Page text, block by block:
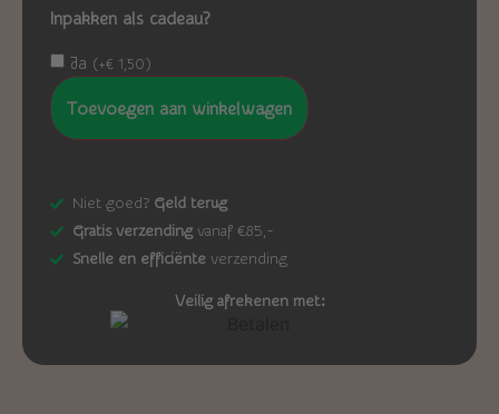
Inpakken als cadeau?
Ja (+€ 1,50)
Toevoegen aan winkelwagen
Niet goed? Geld terug
Gratis verzending vanaf €85,-
Snelle en efficiënte verzending
Veilig afrekenen met: